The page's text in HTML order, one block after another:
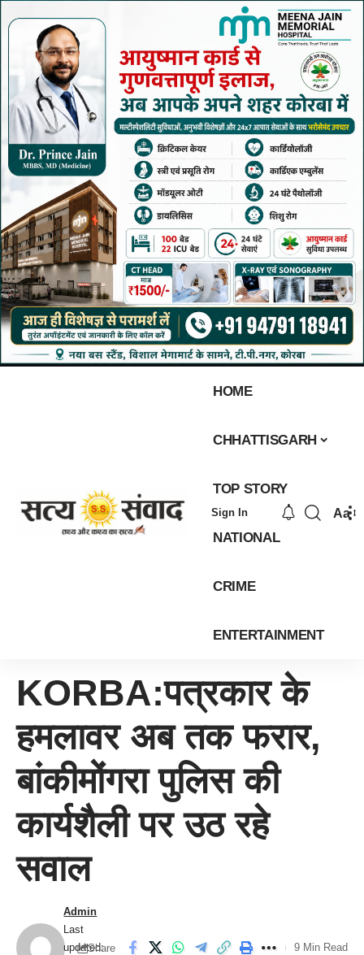
HOME
CHHATTISGARH
TOP STORY
NATIONAL
CRIME
ENTERTAINMENT
Sign In Aa
KORBA:पत्रकार के
हमलावर अब तक फरार,
बांकीमोंगरा पुलिस की
कार्यशैली पर उठ रहे
सवाल
Last
updated:
Admin
Share 9 Min Read